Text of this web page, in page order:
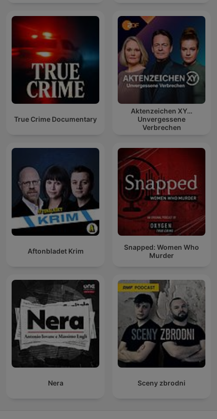
True Crime Documentary
Aktenzeichen XY…
Unvergessene
Verbrechen
Aftonbladet Krim
Snapped: Women Who
Murder
Nera Sceny zbrodni